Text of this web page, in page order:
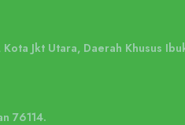
Jkt Utara, Daerah Khusus
76114.